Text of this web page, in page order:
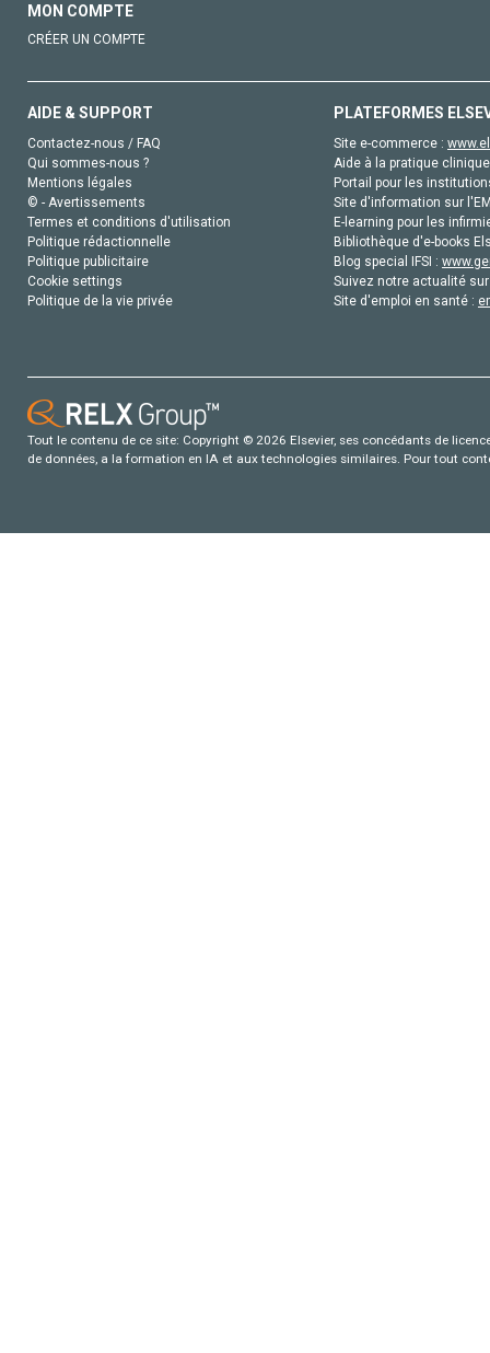
MON COMPTE
CRÉER UN COMPTE
AIDE & SUPPORT
Contactez-nous / FAQ
Qui sommes-nous ?
Mentions légales
© - Avertissements
Termes et conditions d'utilisation
Politique rédactionnelle
Politique publicitaire
Cookie settings
Politique de la vie privée
PLATEFORMES
Site e-commerce :
Aide à la pratique
Portail pour les
Site d'information sur
E-learning pour les
Bibliothèque d'e-books
Blog special IFSI :
Suivez notre actualité
Site d'emploi en santé :
Tout le contenu de ce site: Copyright © 2026 Elsevier, ses concédants de
de données, a la formation en IA et aux technologies similaires. Pour tout